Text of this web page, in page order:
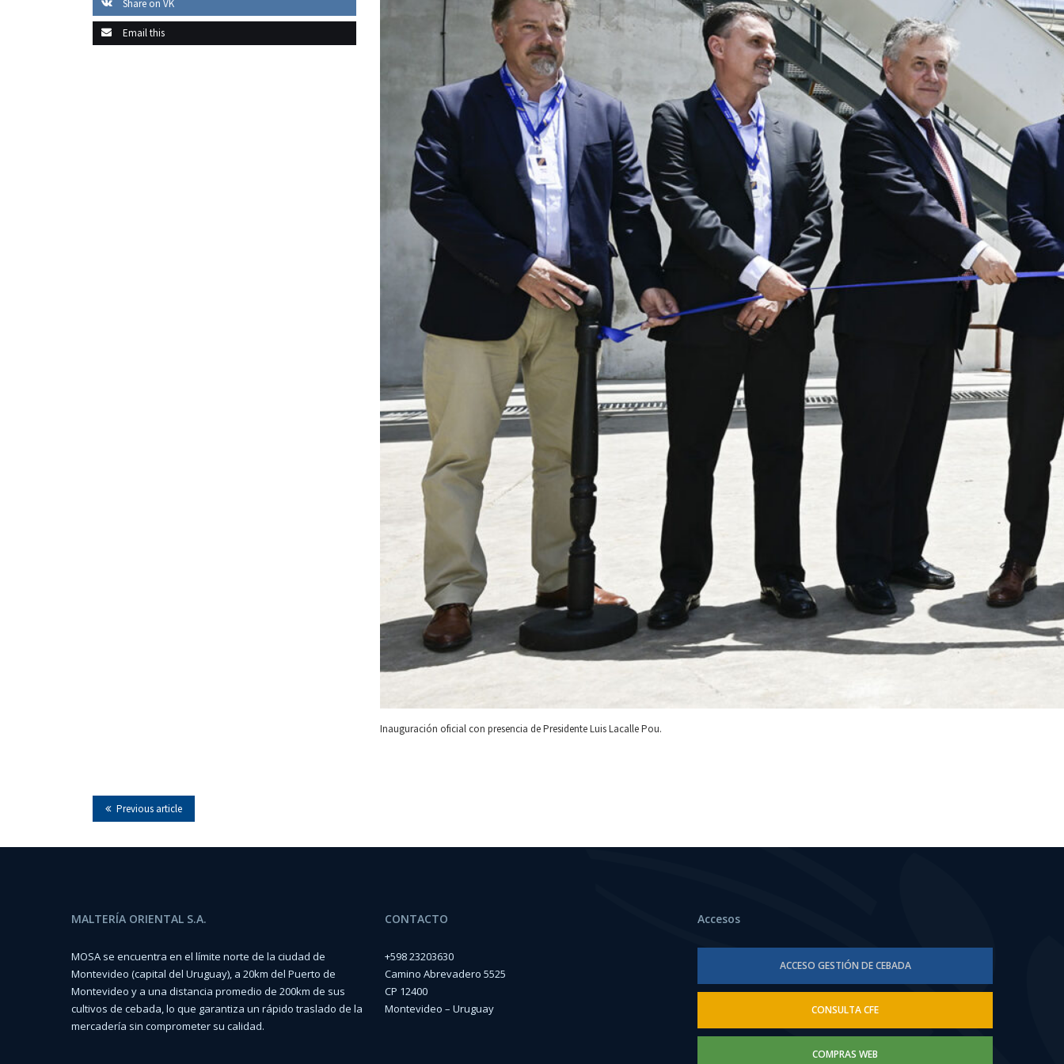
Share on VK
Email this
Inauguración oficial con presencia de Presidente Luis Lacalle Pou.
Previous article
MALTERÍA ORIENTAL S.A.
MOSA se encuentra en el límite norte de la ciudad de
Montevideo (capital del Uruguay), a 20km del Puerto de
Montevideo y a una distancia promedio de 200km de sus
cultivos de cebada, lo que garantiza un rápido traslado de la
mercadería sin comprometer su calidad.
CONTACTO
+598 23203630
Camino Abrevadero 5525
CP 12400
Montevideo – Uruguay
Accesos
ACCESO GESTIÓN DE CEBADA
CONSULTA CFE
COMPRAS WEB